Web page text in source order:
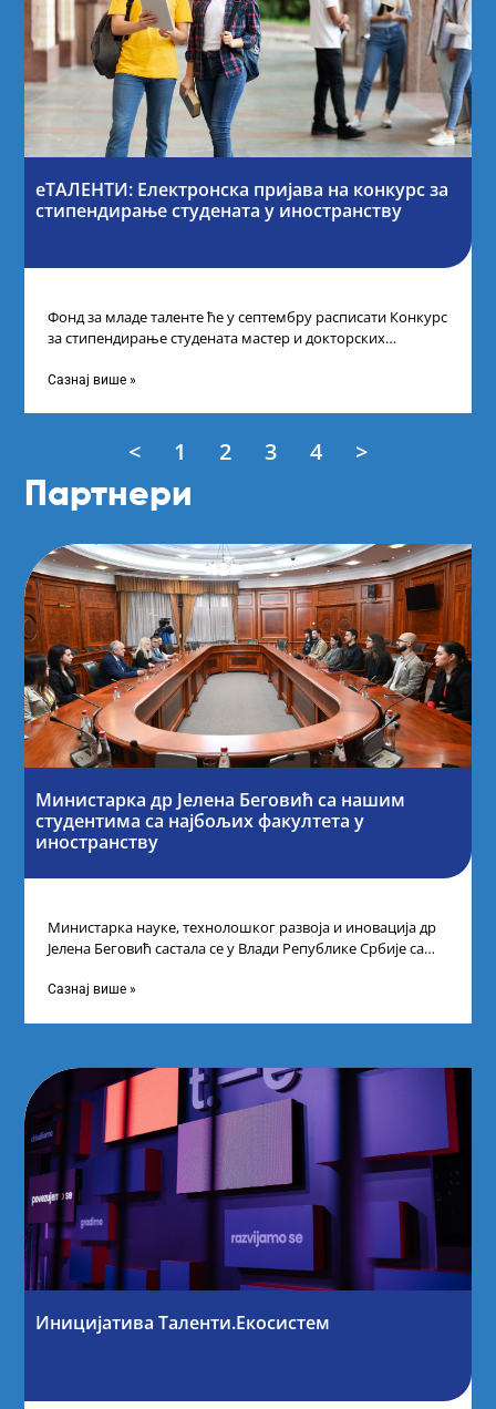
еТАЛЕНТИ: Електронска пријава на конкурс за
стипендирање студената у иностранству
Фонд за младе таленте ће у септембру расписати Конкурс
за стипендирање студената мастер и докторских
Сазнај више »
< 1 2 3 4 >
Партнери
Министарка др Јелена Беговић са нашим
студентима са најбољих факултета у
иностранству
Министарка науке, технолошког развоја и иновација др
Јелена Беговић састала се у Влади Републике Србије са
Сазнај више »
Иницијатива Таленти.Екосистем